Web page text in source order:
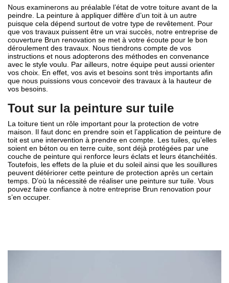
Nous examinerons au préalable l’état de votre toiture avant de la
peindre. La peinture à appliquer diffère d’un toit à un autre
puisque cela dépend surtout de votre type de revêtement. Pour
que vos travaux puissent être un vrai succès, notre entreprise de
couverture Brun renovation se met à votre écoute pour le bon
déroulement des travaux. Nous tiendrons compte de vos
instructions et nous adopterons des méthodes en convenance
avec le style voulu. Par ailleurs, notre équipe peut aussi orienter
vos choix. En effet, vos avis et besoins sont très importants afin
que nous puissions vous concevoir des travaux à la hauteur de
vos besoins.
Tout sur la peinture sur tuile
La toiture tient un rôle important pour la protection de votre
maison. Il faut donc en prendre soin et l’application de peinture de
toit est une intervention à prendre en compte. Les tuiles, qu’elles
soient en béton ou en terre cuite, sont déjà protégées par une
couche de peinture qui renforce leurs éclats et leurs étanchéités.
Toutefois, les effets de la pluie et du soleil ainsi que les souillures
peuvent détériorer cette peinture de protection après un certain
temps. D’où la nécessité de réaliser une peinture sur tuile. Vous
pouvez faire confiance à notre entreprise Brun renovation pour
s’en occuper.